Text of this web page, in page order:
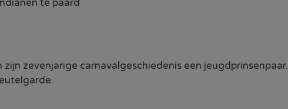
te paard
zevenjarige carnavalgeschiedenis een jeugdprinsenpaar.